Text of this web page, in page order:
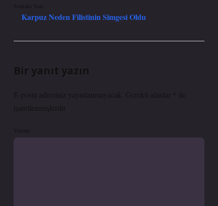
Sonraki Yazı
Karpuz Neden Filistinin Simgesi Oldu
Bir yanıt yazın
E-posta adresiniz yayınlanmayacak. Gerekli alanlar
ile
işaretlenmişlerdir
Yorum